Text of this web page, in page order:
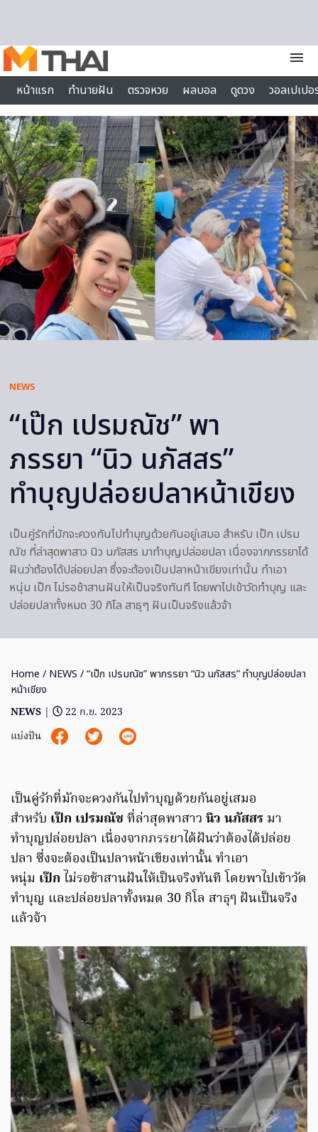
menu
หน้าแรก
ทำนายฝัน ตรวจหวย ผลบอล ดูดวง
วอลเปเป
ไลฟ์สไตล์
NEWS
“เป๊ก เปรมณัช” พา
ภรรยา “นิว นภัสสร”
ทำบุญปล่อยปลาหน้าเขียง
เป็นคู่รักที่มักจะควงกันไปทำบุญด้วยกันอยู่เสมอ สำหรับ เป๊ก เปรม
ณัช ที่ล่าสุดพาสาว นิว นภัสสร มาทำบุญปล่อยปลา เนื่องจากภรรยาได้
ฝันว่าต้องได้ปล่อยปลา ซึ่งจะต้องเป็นปลาหน้าเขียงเท่านั้น ทำเอา
หนุ่ม เป๊ก ไม่รอช้าสานฝันให้เป็นจริงทันที โดยพาไปเข้าวัดทำบุญ และ
ปล่อยปลาทั้งหมด 30 กิโล สาธุๆ ฝันเป็นจริงแล้วจ้า
Home / NEWS / “เป๊ก เปรมณัช” พาภรรยา “นิว นภัสสร” ทำบุญปล่อยปลา
หน้าเขียง
NEWS |
22 ก.ย. 2023
แบ่งปัน
เป็นคู่รักที่มักจะควงกันไปทำบุญด้วยกันอยู่เสมอ
สำหรับ เป๊ก เปรมณัชที่ล่าสุดพาสาว นิว นภัสสร มา
ทำบุญปล่อยปลา เนื่องจากภรรยาได้ฝันว่าต้องได้ปล่อย
ปลา ซึ่งจะต้องเป็นปลาหน้าเขียงเท่านั้น ทำเอา
หนุ่ม เป๊ก ไม่รอช้าสานฝันให้เป็นจริงทันที โดยพาไปเข้าวัด
ทำบุญ และปล่อยปลาทั้งหมด 30 กิโล สาธุๆ ฝันเป็นจริง
แล้วจ้า